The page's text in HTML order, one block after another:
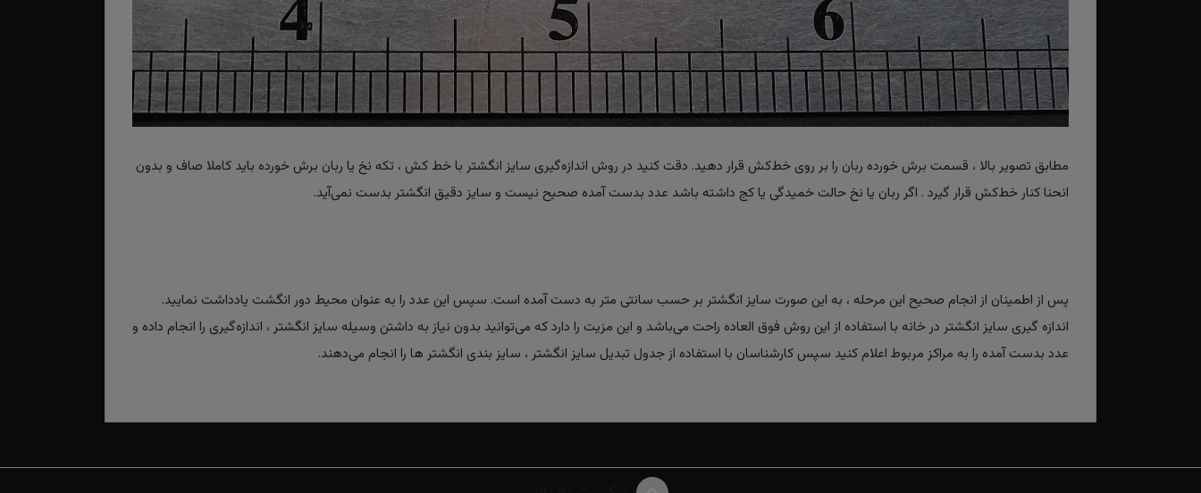
مطابق تصویر بالا ، قسمت برش خورده ربان را بر روی خط‌کش قرار دهید. دقت کنید در روش اندازه‌گیری سایز انگشتر با خط کش ، تکه نخ یا ربان برش خورده باید کاملا صاف و بدون
انحنا کنار خط‌کش قرار گیرد . اگر ربان یا نخ حالت خمیدگی یا کج داشته باشد عدد بدست آمده صحیح نیست و سایز دقیق انگشتر بدست نمی‌آید.
پس از اطمینان از انجام صحیح این مرحله ، به این صورت سایز انگشتر بر حسب سانتی متر به دست آمده است. سپس این عدد را به عنوان محیط دور انگشت یادداشت نمایید.
اندازه گیری سایز انگشتر در خانه با استفاده از این روش فوق العاده راحت می‌باشد و این مزیت را دارد که می‌توانید بدون نیاز به داشتن وسیله سایز انگشتر ، اندازه‌گیری را انجام داده و
عدد بدست آمده را به مراکز مربوط اعلام کنید سپس کارشناسان با استفاده از جدول تبدیل سایز انگشتر ، سایز بندی انگشتر ها را انجام می‌دهند.